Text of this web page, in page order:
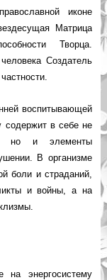
иконе
Матрица
Творца.
Создатель
воспитывающей
содержит в себе не
но и элементы
В организме
боли и страданий,
и войны, а на
на энергосистему